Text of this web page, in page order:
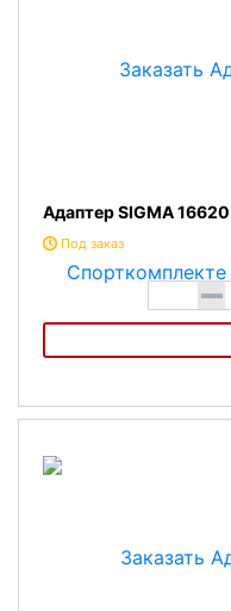
Адаптер SIGMA 16620
Под заказ
-
Адаптер SIGMA 16620